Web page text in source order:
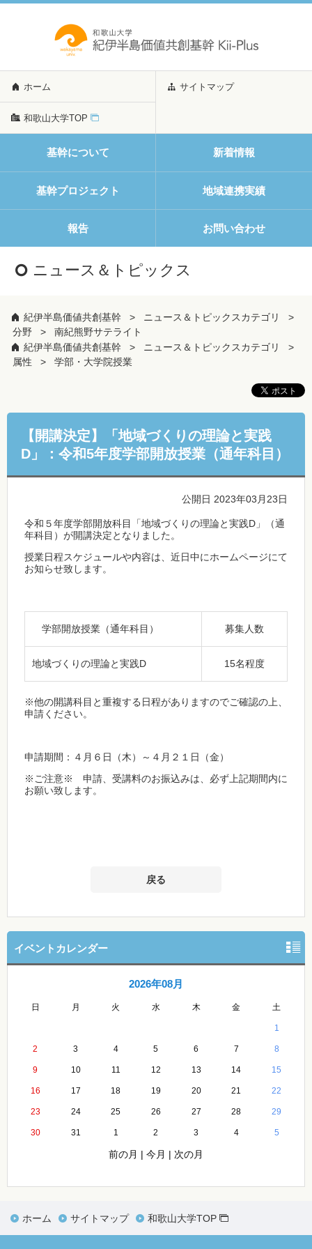
ホーム サイトマップ
和歌山大学TOP
基幹について 新着情報
基幹プロジェクト 地域連携実績
報告 お問い合わせ
ニュース＆トピックス
紀伊半島価値共創基幹
ニュース＆トピックスカテゴリ
分野
南紀熊野サテライト
紀伊半島価値共創基幹
ニュース＆トピックスカテゴリ
属性
学部・大学院授業
【開講決定】「地域づくりの理論と実践
D」：令和5年度学部開放授業（通年科目）
公開日 2023年03月23日
令和５年度学部開放科目「地域づくりの理論と実践D」（通
年科目）が開講決定となりました。
授業日程スケジュールや内容は、近日中にホームページにて
お知らせ致します。
学部開放授業（通年科目） 募集人数
地域づくりの理論と実践D 15名程度
※他の開講科目と重複する日程がありますのでご確認の上、
申請ください。
申請期間：４月６日（木）～４月２１日（金）
※ご注意※ 申請、受講料のお振込みは、必ず上記期間内に
お願い致します。
戻る
イベントカレンダー
2026年08月
日 月 火 水 木 金 土
1
2 3 4 5 6 7 8
9 10 11 12 13 14 15
16 17 18 19 20 21 22
23 24 25 26 27 28 29
30 31 1 2 3 4 5
前の月 | 今月 | 次の月
ホーム サイトマップ 和歌山大学TOP